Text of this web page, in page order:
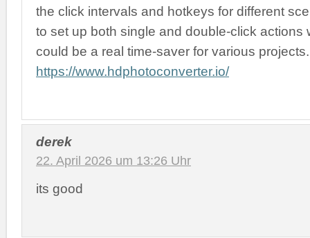
the click intervals and hotkeys for different
to set up both single and double-click actions
could be a real time-saver for various projects.
https://www.hdphotoconverter.io/
derek
22. April 2026 um 13:26 Uhr
its good